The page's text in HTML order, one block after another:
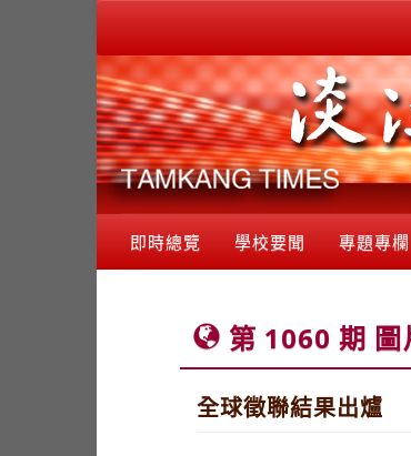
即時總覽 學校要聞 專題專欄
第 1060 期 圖
全球徵聯結果出爐